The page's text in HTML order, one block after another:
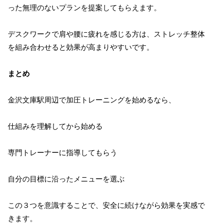
った無理のないプランを提案してもらえます。
デスクワークで肩や腰に疲れを感じる方は、ストレッチ整体
を組み合わせると効果が高まりやすいです。
まとめ
金沢文庫駅周辺で加圧トレーニングを始めるなら、
仕組みを理解してから始める
専門トレーナーに指導してもらう
自分の目標に沿ったメニューを選ぶ
この３つを意識することで、安全に続けながら効果を実感で
きます。